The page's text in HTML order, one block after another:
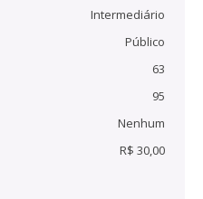
Intermediário
Público
63
95
Nenhum
R$ 30,00